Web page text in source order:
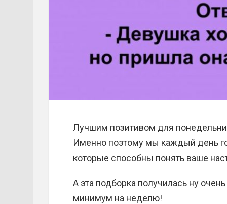
Лучшим позитивом для
Именно поэтому мы каждый день
которые способны понять ваше
А эта подборка получилась ну
минимум на неделю!